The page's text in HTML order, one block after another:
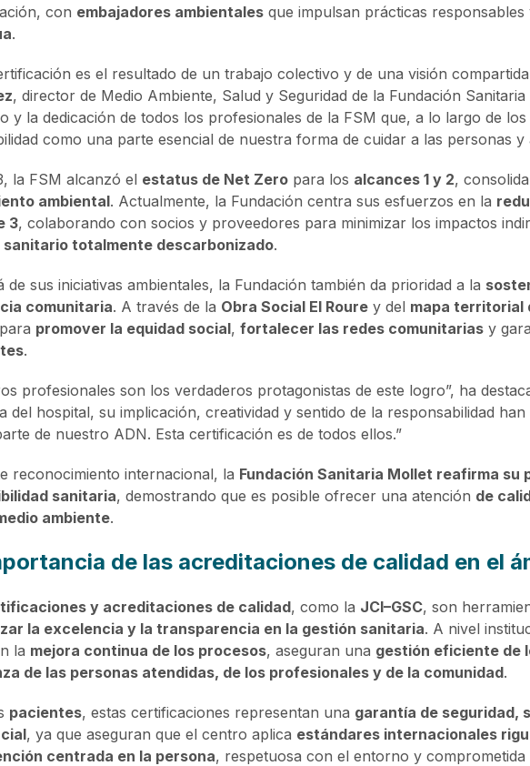
con embajadores ambientalesque impulsan prácticas responsables
.
es el resultado de un trabajo colectivo y de una visión
, director de Medio Ambiente, Salud y Seguridad de la Fundación
y la dedicación de todos los profesionales de la FSM que, a lo largo de
como una parte esencial de nuestra forma de cuidar a las personas
la FSM alcanzó el estatus de Net Zeropara los alcances 1 y 2,
ambiental. Actualmente, la Fundación centra sus esfuerzos en la
3, colaborando con socios y proveedores para minimizar los impactos
sanitario totalmente descarbonizado.
de sus iniciativas ambientales, la Fundación también da prioridad a la
comunitaria. A través de la Obra Social El Rourey del mapa territorial
promover la equidad social, fortalecer las redes comunitariasy
.
profesionales son los verdaderos protagonistas de este logro”, ha
del hospital, su implicación, creatividad y sentido de la responsabilidad
de nuestro ADN. Esta certificación es de todos ellos.”
reconocimiento internacional, la Fundación Sanitaria Mollet reafirma su
sanitaria, demostrando que es posible ofrecer una atención de
ambiente.
de las acreditaciones de calidad en el
y acreditaciones de calidad, como la JCI–GSC, son
la excelencia y la transparencia en la gestión sanitaria. A nivel
la mejora continua de los procesos, aseguran una gestión eficiente de
de las personas atendidas, de los profesionales y de la comunidad.
pacientes, estas certificaciones representan una garantía de seguridad,
, ya que aseguran que el centro aplica estándares internacionales
centrada en la persona, respetuosa con el entorno y